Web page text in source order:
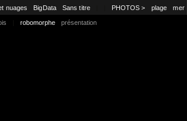
nuages BigData Sans titre PHOTOS > plage mer
robomorphe présentation